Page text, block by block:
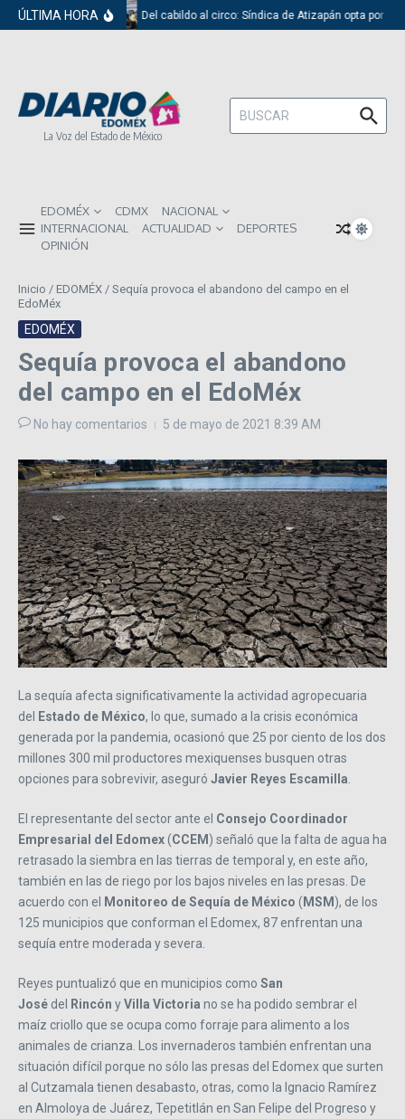
Saltar al contenido
ÚLTIMA HORA Del cabildo al circo: Síndica de Atizapán opta por el
La Voz del Estado de México
Buscar:
EDOMÉX CDMX
NACIONAL
INTERNACIONAL
ACTUALIDAD
DEPORTES
OPINIÓN
Inicio / EDOMÉX / Sequía provoca el abandono del campo en el
EdoMéx
EDOMÉX
Sequía provoca el abandono
del campo en el EdoMéx
No hay comentarios 5 de mayo de 2021 8:39 AM
La sequía afecta significativamente la actividad agropecuaria
del
Estado de México, lo que, sumado a la crisis económica
generada por la pandemia, ocasionó que 25 por ciento de los dos
millones 300 mil productores mexiquenses busquen otras
opciones para sobrevivir, aseguró Javier Reyes Escamilla
El representante del sector ante el Consejo Coordinador
Empresarial del Edomex(CCEM ) señaló que la falta de agua ha
retrasado la siembra en las tierras de temporal y, en este año,
también en las de riego por los bajos niveles en las presas. De
acuerdo con el
Monitoreo de Sequía de México ( MSM ), de los
125 municipios que conforman el Edomex, 87 enfrentan una
sequía entre moderada y severa.
Reyes puntualizó que en municipios como San
José del Rincón yVilla Victoria no se ha podido sembrar el
maíz criollo que se ocupa como forraje para alimento a los
animales de crianza. Los invernaderos también enfrentan una
situación difícil porque no sólo las presas del Edomex que surten
al Cutzamala tienen desabasto, otras, como la Ignacio Ramírez
en Almoloya de Juárez, Tepetitlán en San Felipe del Progreso y